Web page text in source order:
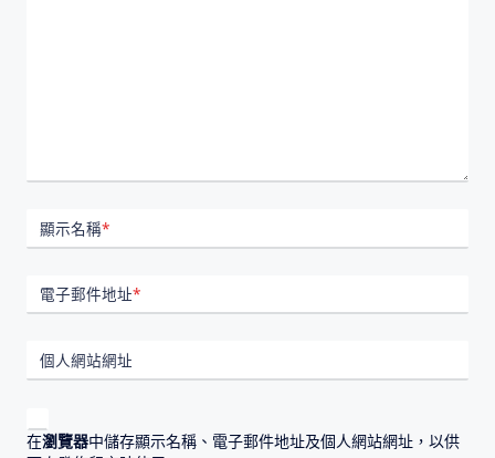
顯示名稱*
電子郵件地址*
個人網站網址
在瀏覽器中儲存顯示名稱、電子郵件地址及個人網站網址，以供